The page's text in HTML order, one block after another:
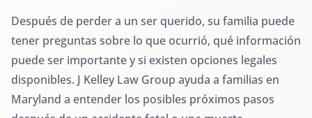
Después de perder a un ser querido, su familia puede
tener preguntas sobre lo que ocurrió, qué información
puede ser importante y si existen opciones legales
disponibles. J Kelley Law Group ayuda a familias en
Maryland a entender los posibles próximos pasos